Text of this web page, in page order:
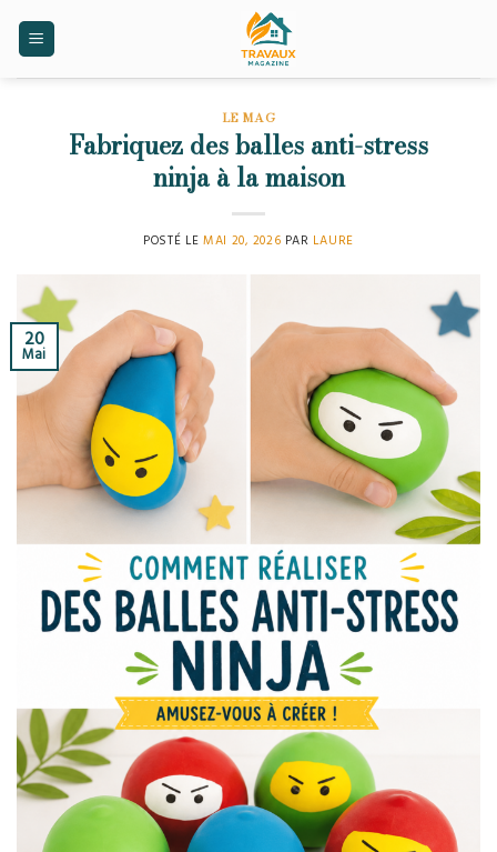
LE MAG
Fabriquez des balles anti-stress
ninja à la maison
POSTÉ LEMAI 20, 2026 PAR LAURE
20
Mai